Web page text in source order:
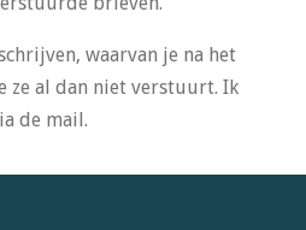
waarvan je na het
ze al dan niet verstuurt. Ik
de mail.